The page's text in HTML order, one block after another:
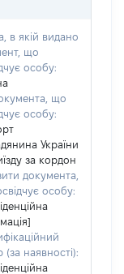
в якій видано
що
особу:
що
особу:
України
за кордон
документа,
особу:
(за наявності):